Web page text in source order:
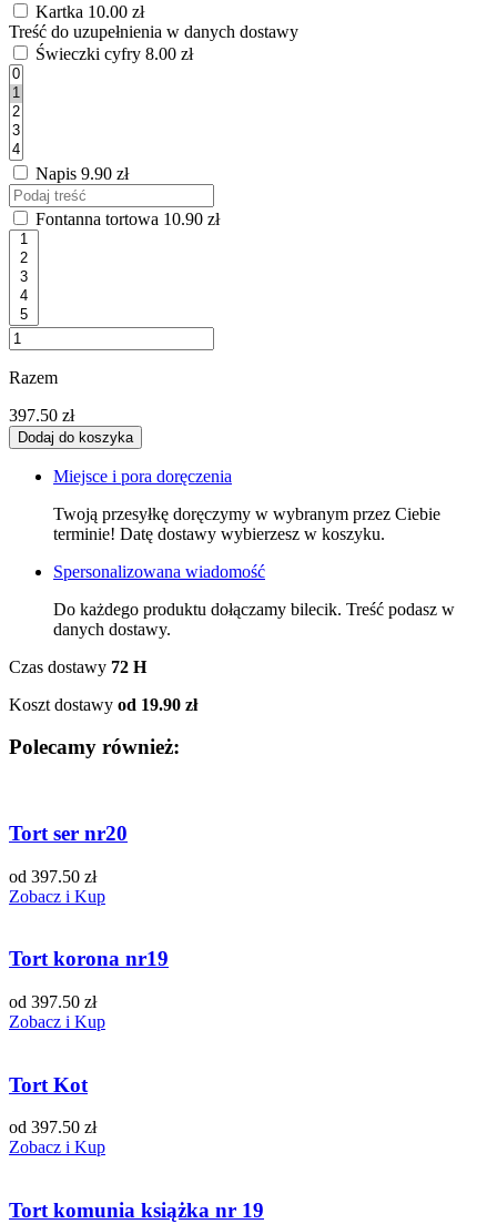
Kartka 10.00 zł
Treść do uzupełnienia w danych dostawy
Świeczki cyfry 8.00 zł
Napis 9.90 zł
Fontanna tortowa 10.90 zł
Razem
397.50 zł
Miejsce i pora doręczenia
Twoją przesyłkę doręczymy w wybranym przez Ciebie
terminie! Datę dostawy wybierzesz w koszyku.
Spersonalizowana wiadomość
Do każdego produktu dołączamy bilecik. Treść podasz w
danych dostawy.
Czas dostawy 72 H
Koszt dostawy od 19.90 zł
Polecamy również:
Tort ser nr20
od 397.50 zł
Zobacz i Kup
Tort korona nr19
od 397.50 zł
Zobacz i Kup
Tort Kot
od 397.50 zł
Zobacz i Kup
Tort komunia książka nr 19